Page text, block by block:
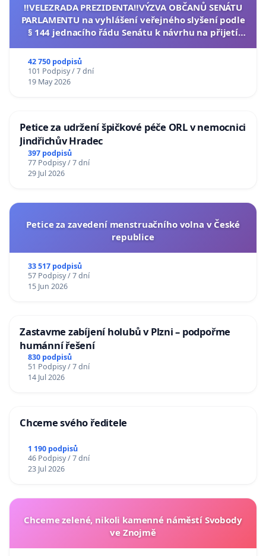
‼️VELEZRADA PREZIDENTA‼️VÝZVA OBČANŮ SENÁTU
PARLAMENTU na vyhlášení veřejného slyšení podle
§ 144 jednacího řádu Senátu k návrhu na přijetí
42 750 podpisů
101 Podpisy / 7 dní
19 May 2026
Petice za udržení špičkové péče ORL v nemocnici
Jindřichův Hradec
397 podpisů
77 Podpisy / 7 dní
29 Jul 2026
Petice za zavedení menstruačního volna v České
republice
33 517 podpisů
57 Podpisy / 7 dní
15 Jun 2026
Zastavme zabíjení holubů v Plzni – podpořme
humánní řešení
830 podpisů
51 Podpisy / 7 dní
14 Jul 2026
Chceme svého ředitele
1 190 podpisů
46 Podpisy / 7 dní
23 Jul 2026
Chceme zelené, nikoli kamenné náměstí Svobody
ve Znojmě